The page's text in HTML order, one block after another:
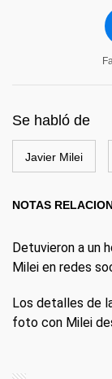
Se habló de
Javier Milei
NOTAS
Detuvieron a un
Milei en redes
Los detalles de
foto con Milei